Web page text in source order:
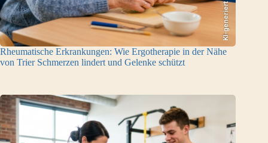
KI-generiert
Rheumatische Erkrankungen: Wie Ergotherapie in der Nähe
von Trier Schmerzen lindert und Gelenke schützt